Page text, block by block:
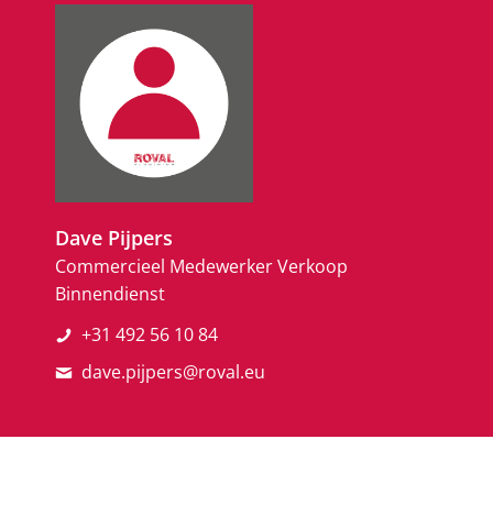
Dave Pijpers
Commercieel Medewerker Verkoop
Binnendienst
+31 492 56 10 84
dave.pijpers@roval.eu